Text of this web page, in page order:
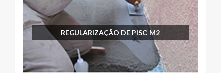
REGULARIZAÇÃO DE PISO M2